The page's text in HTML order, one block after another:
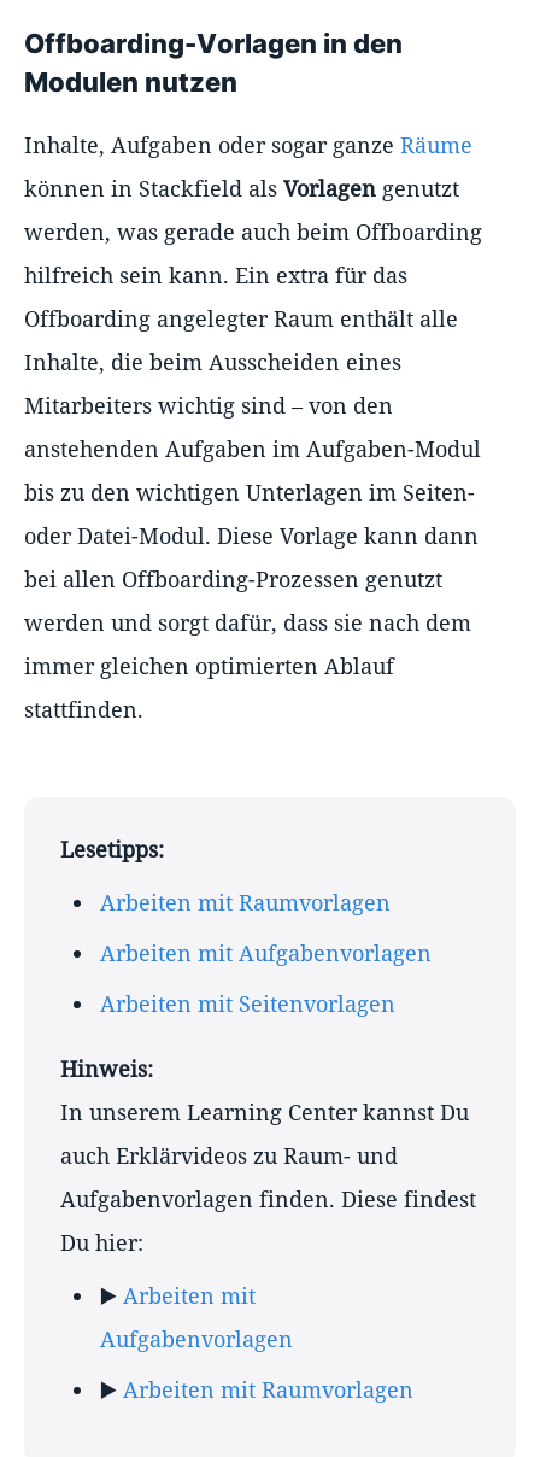
Offboarding-Vorlagen in den
Modulen nutzen
Inhalte, Aufgaben oder sogar ganze Räume
können in Stackfield als Vorlagen genutzt
werden, was gerade auch beim Offboarding
hilfreich sein kann. Ein extra für das
Offboarding angelegter Raum enthält alle
Inhalte, die beim Ausscheiden eines
Mitarbeiters wichtig sind – von den
anstehenden Aufgaben im Aufgaben-Modul
bis zu den wichtigen Unterlagen im Seiten-
oder Datei-Modul. Diese Vorlage kann dann
bei allen Offboarding-Prozessen genutzt
werden und sorgt dafür, dass sie nach dem
immer gleichen optimierten Ablauf
stattfinden.
Lesetipps:
Arbeiten mit Raumvorlagen
Arbeiten mit Aufgabenvorlagen
Arbeiten mit Seitenvorlagen
Hinweis:
In unserem Learning Center kannst Du
auch Erklärvideos zu Raum- und
Aufgabenvorlagen finden. Diese findest
Du hier:
▶️ Arbeiten mit
Aufgabenvorlagen
▶️ Arbeiten mit Raumvorlagen